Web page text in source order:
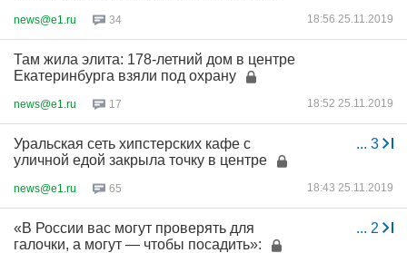
news@e1.ru 34 18:56 25.11.2019
Там жила элита: 178-летний дом в центре
Екатеринбурга взяли под охрану
news@e1.ru 17 18:52 25.11.2019
... 3
Уральская сеть хипстерских кафе с
уличной едой закрыла точку в центре
news@e1.ru 65 18:43 25.11.2019
... 2
«В России вас могут проверять для
галочки, а могут — чтобы посадить»: